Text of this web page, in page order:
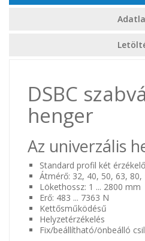
DSBC
henger
Az univerzális
Standard profil két
Átmérő: 32, 40, 50, 63,
Lökethossz: 1 ... 2800 mm
Erő: 483 ... 7363 N
Kettősműködésű
Helyzetérzékelés
Fix/beállítható/önbeálló